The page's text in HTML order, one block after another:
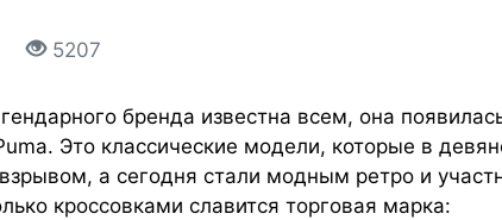
5207
бренда известна всем, она
Это классические модели, которые в
а сегодня стали модным ретро и
кроссовками славится торговая марка: